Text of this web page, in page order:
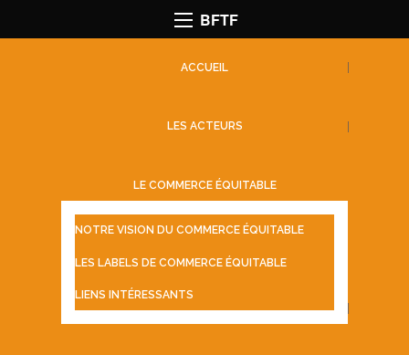
BFTF
ACCUEIL
LES ACTEURS
LE COMMERCE ÉQUITABLE
NOTRE VISION DU COMMERCE ÉQUITABLE
LES LABELS DE COMMERCE ÉQUITABLE
LIENS INTÉRESSANTS